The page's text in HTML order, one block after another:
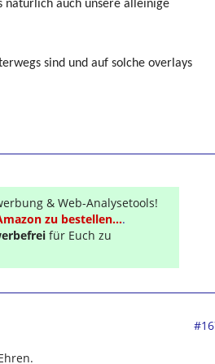
auch unsere alleinige
sind und auf solche overlays
& Web-Analysetools!
zu bestellen....
für Euch zu